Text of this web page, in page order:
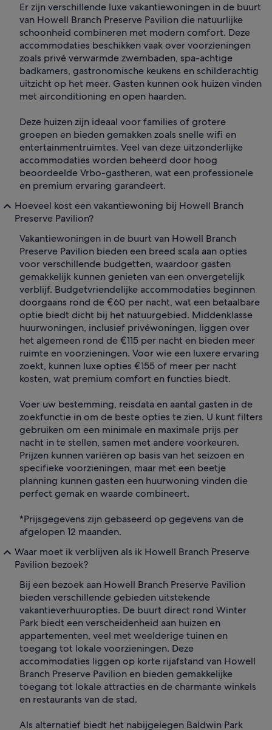
Er zijn verschillende luxe vakantiewoningen in de buurt
van Howell Branch Preserve Pavilion die natuurlijke
schoonheid combineren met modern comfort. Deze
accommodaties beschikken vaak over voorzieningen
zoals privé verwarmde zwembaden, spa-achtige
badkamers, gastronomische keukens en schilderachtig
uitzicht op het meer. Gasten kunnen ook huizen vinden
met airconditioning en open haarden.
Deze huizen zijn ideaal voor families of grotere
groepen en bieden gemakken zoals snelle wifi en
entertainmentruimtes. Veel van deze uitzonderlijke
accommodaties worden beheerd door hoog
beoordeelde Vrbo-gastheren, wat een professionele
en premium ervaring garandeert.
Hoeveel kost een vakantiewoning bij Howell Branch
Preserve Pavilion?
Vakantiewoningen in de buurt van Howell Branch
Preserve Pavilion bieden een breed scala aan opties
voor verschillende budgetten, waardoor gasten
gemakkelijk kunnen genieten van een onvergetelijk
verblijf. Budgetvriendelijke accommodaties beginnen
doorgaans rond de €60 per nacht, wat een betaalbare
optie biedt dicht bij het natuurgebied. Middenklasse
huurwoningen, inclusief privéwoningen, liggen over
het algemeen rond de €115 per nacht en bieden meer
ruimte en voorzieningen. Voor wie een luxere ervaring
zoekt, kunnen luxe opties €155 of meer per nacht
kosten, wat premium comfort en functies biedt.
Voer uw bestemming, reisdata en aantal gasten in de
zoekfunctie in om de beste opties te zien. U kunt filters
gebruiken om een minimale en maximale prijs per
nacht in te stellen, samen met andere voorkeuren.
Prijzen kunnen variëren op basis van het seizoen en
specifieke voorzieningen, maar met een beetje
planning kunnen gasten een huurwoning vinden die
perfect gemak en waarde combineert.
*Prijsgegevens zijn gebaseerd op gegevens van de
afgelopen 12 maanden.
Waar moet ik verblijven als ik Howell Branch Preserve
Pavilion bezoek?
Bij een bezoek aan Howell Branch Preserve Pavilion
bieden verschillende gebieden uitstekende
vakantieverhuuropties. De buurt direct rond Winter
Park biedt een verscheidenheid aan huizen en
appartementen, veel met weelderige tuinen en
toegang tot lokale voorzieningen. Deze
accommodaties liggen op korte rijafstand van Howell
Branch Preserve Pavilion en bieden gemakkelijke
toegang tot lokale attracties en de charmante winkels
en restaurants van de stad.
Als alternatief biedt het nabijgelegen Baldwin Park